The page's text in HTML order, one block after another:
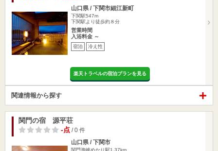
山口県 / 下関市細江新町
下関駅547m
下関駅より徒歩約８分
営業時間
入浴料金 ～
宿泊 冷え性
楽天トラベルの宿泊プランを見る
関連情報から探す
関門の宿 源平荘
-点 / 0 件
山口県 / 下関市
関門海峡めかり駅1.37km